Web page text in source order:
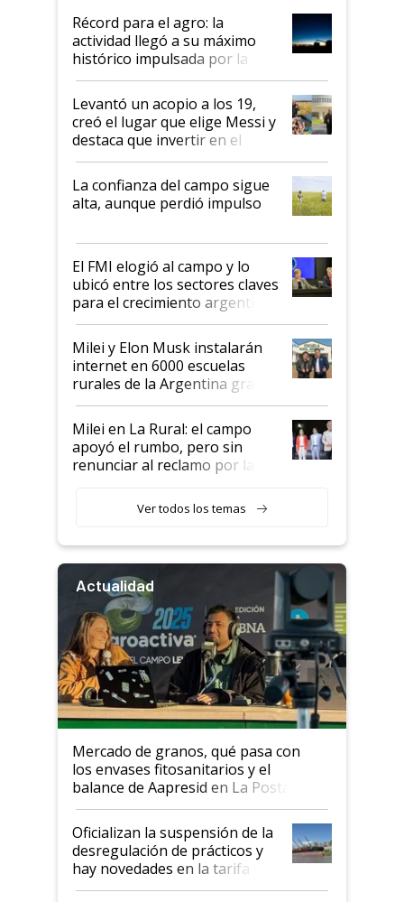
diez dólares y sostuvo el
liderazgo en un semestre
récord
Récord para el agro: la
actividad llegó a su máximo
histórico impulsada por la
cosecha y las exportaciones
Levantó un acopio a los 19,
creó el lugar que elige Messi y
destaca que invertir en el
kirchnerismo era como "darle
plata a un hijo para droga":
Juan Félix Rossetti, el libertario
que de una dura crisis salió
de Milei
La confianza del campo sigue
alta, aunque perdió impulso
El FMI elogió al campo y lo
ubicó entre los sectores claves
para el crecimiento argentino
Milei y Elon Musk instalarán
internet en 6000 escuelas
rurales de la Argentina gracias
a un acuerdo con Starlink
Milei en La Rural: el campo
apoyó el rumbo, pero sin
renunciar al reclamo por las
Ver todos los temas
Actualidad
Mercado de granos, qué pasa con
los envases fitosanitarios y el
balance de Aapresid en La Posta
Oficializan la suspensión de la
desregulación de prácticos y
hay novedades en la tarifa de
la hidrovía